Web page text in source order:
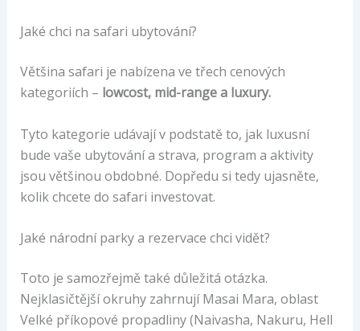
Jaké chci na safari ubytování?
Většina safari je nabízena ve třech cenových
kategoriích – lowcost, mid-range a luxury.
Tyto kategorie udávají v podstatě to, jak luxusní
bude vaše ubytování a strava, program a aktivity
jsou většinou obdobné. Dopředu si tedy ujasněte,
kolik chcete do safari investovat.
Jaké národní parky a rezervace chci vidět?
Toto je samozřejmě také důležitá otázka.
Nejklasičtější okruhy zahrnují Masai Mara, oblast
Velké příkopové propadliny (Naivasha, Nakuru, Hell